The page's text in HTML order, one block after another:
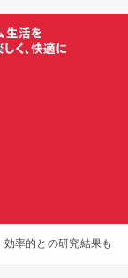
率的との研究結果も